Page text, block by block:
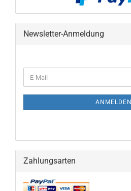
Newsletter-Anmeldung
ZUR
E-
Mail
ANMELDEN
Zahlungsarten